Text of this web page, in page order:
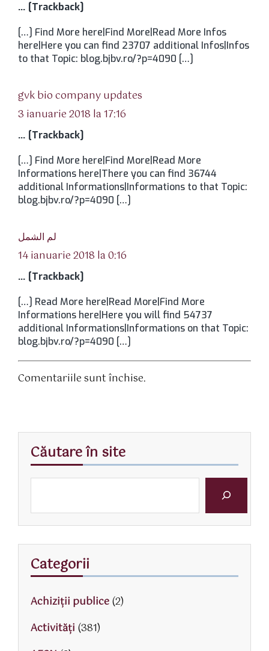
… [Trackback]
[…] Find More here|Find More|Read More Infos
here|Here you can find 23707 additional Infos|Infos
to that Topic: blog.bjbv.ro/?p=4090 […]
gvk bio company updates
3 ianuarie 2018 la 17:16
… [Trackback]
[…] Find More here|Find More|Read More
Informations here|There you can find 36744
additional Informations|Informations to that Topic:
blog.bjbv.ro/?p=4090 […]
لم الشمل
14 ianuarie 2018 la 0:16
… [Trackback]
[…] Read More here|Read More|Find More
Informations here|Here you will find 54737
additional Informations|Informations on that Topic:
blog.bjbv.ro/?p=4090 […]
Comentariile sunt închise.
Căutare în site
Categorii
Achiziții publice(2)
Activităţi (381)